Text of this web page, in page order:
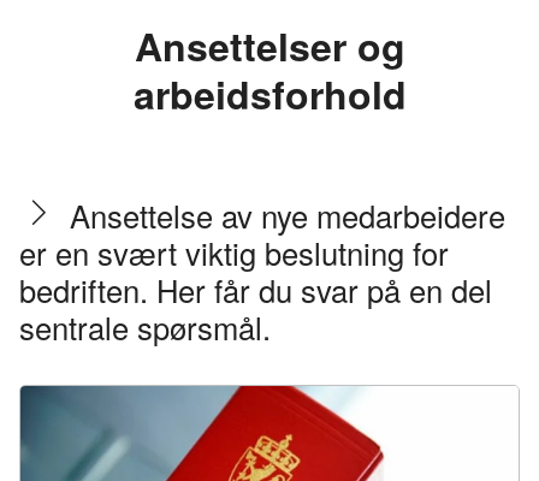
Ansettelser og
arbeidsforhold
Ansettelse av nye medarbeidere
er en svært viktig beslutning for
bedriften. Her får du svar på en del
sentrale spørsmål.